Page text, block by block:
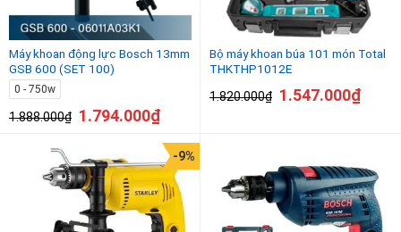
Máy khoan động lực Bosch 13mm
GSB 600 (SET 100)
0 - 750w
1.888.000₫ 1.794.000₫
Bộ máy khoan búa 101 món Total
THKTHP1012E
1.820.000₫ 1.547.000₫
-9%